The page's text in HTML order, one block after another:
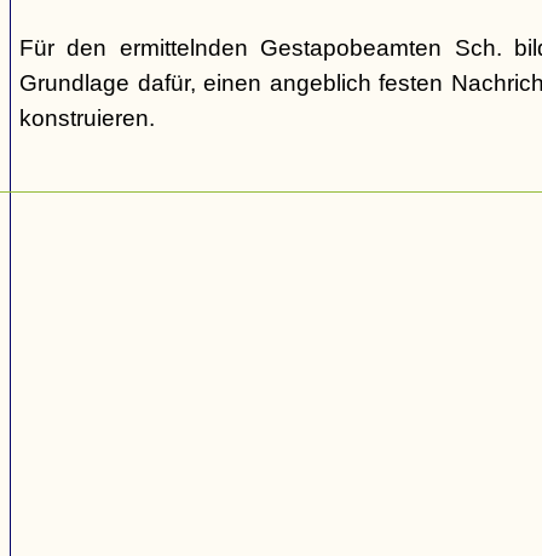
Für den ermittelnden Gestapobeamten Sch.
Grundlage dafür, einen angeblich festen
konstruieren.